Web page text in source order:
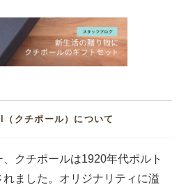
クチポール）について
クチポールは1920年代ポルト
ました。オリジナリティに溢